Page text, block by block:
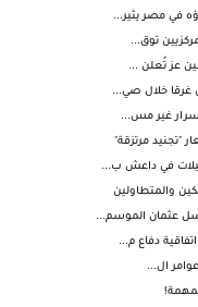
في مصر يثير...
توق...
عز تُعلن ...
غرقا خلال صي...
غير مس...
"تجنيد مرتزقة"
في داعش ب...
والمتطاولين
دفاع م...
ال...